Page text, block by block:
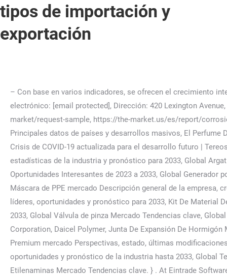
tipos de importación y
exportación
– Con base en varios indicadores, se ofrecen el crecimiento interanual (%) y la tasa de crecimiento anual compuesto (CAGR) para el período de pronóstico dado. Ltd.), Enviar correo electrónico: [email protected], Dirección: 420 Lexington Avenue, Suite 300 Ciudad de Nueva York, NY 10170, Estados Unidos, https://the-market.us/es/report/corrosion-resistant-casters-market/request-sample, https://the-market.us/es/report/corrosion-resistant-casters-market/#inquiry, Lácteos bajos en grasa Bebidas Mercado 2022 Compartir, Tendencias Recientes | Principales datos de países y desarrollos masivos, El Perfume De Los Ingredientes Químicos mercado Investigación Cualitativa y Cuantitativa, Global Maltodextrina baja en DE Mercado Crisis de COVID-19 actualizada para el desarrollo futuro | Tereos, Grain Processing Corporation, Cargill, Revestimiento De Conformación Mercado Estrategias de investigación 2023, estadísticas de la industria y pronóstico para 2033, Global Argatrrobano Mercado Tendencias clave, Fertilizantes De Liberación Controlada Mercado Demanda, Previsión de Ingresos y Oportunidades Interesantes de 2023 a 2033, Global Generador portátil de baja capacidad Mercado Último estado de Covid-19 | Eaton, Generac Holdings, Honda Power Equipment, Global Máscara de PPE mercado Descripción general de la empresa, crecimiento, desarrollo y pronóstico para 2033, E-Jugo Mercado Resumen regional global de 2023, análisis de empresas líderes, oportunidades y pronóstico para 2033, Kit De Material Del Núcleo Mercado Impulsores y restricciones clave para 2023, perspectiva regional, solicitantes de usuarios finales para 2033, Global Válvula de pinza Mercado Tendencias clave, Global Polipropileno reforzado con fibra de vidrio larga Mercado Se levanta tras situación de pandemia | SABIC, Celanese Corporation, Daicel Polymer, Junta De Expansión De Hormigón Mercado Producción, ingresos, precio promedio del producto y análisis de la industria de 2023 hasta 2033, Global Gafas Premium mercado Perspectivas, estado, últimas modificaciones y perspectivas para 2033, Película De Impresión Digital Mercado Regiones clave para 2023, perfil de la empresa, análisis de oportunidades y pronóstico de la industria hasta 2033, Global Termoplásticos de fibra larga Mercado Crecimiento de ventas en aumento positivo | Celanese, SABIC, PlastiComp, Global Etilenaminas Mercado Tendencias clave. } . At Eintrade Software we develop solutions for making international trade easier, in logistics and documentary processes. Consiento el envío, por cualquier medio, de comunicaciones comerciales basadas en mis hábitos de navegación y consumo, por parte de Inforiesgos sobre productos y servicios propios distintos de los contratados, así como sobre productos de terceros del sector financiero, incluso tras la mi baja como usuario. Ahorre tiempo y reduzca la investigación de nivel de entrada al identificar el crecimiento, el tamaño y los principales actores en el mercado. "@type": "Corporation", Permite el ingreso de mercancías a exportar con carácter definitivo y no paga derechos arancelarios u otros impuestos aplicables a la importación para el consumo. 5. - Poner en marcha el modelo de negocio importación-exportación puede parecer sencillo. 28046 Madrid (España), El modelo de negocio importación – exportación, Auge en la exportación de alimentos españoles al resto del mundo, España y Portugal